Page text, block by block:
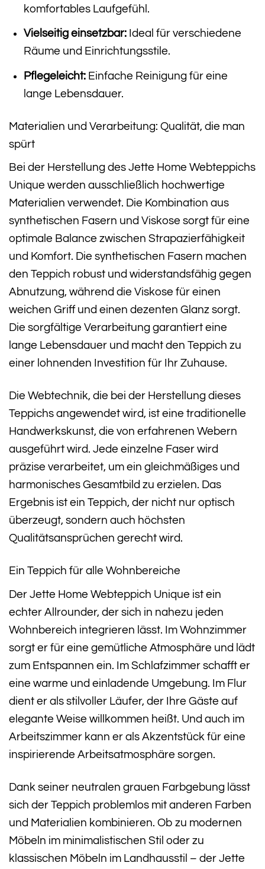
komfortables Laufgefühl.
Vielseitig einsetzbar:Ideal für verschiedene
Räume und Einrichtungsstile.
Pflegeleicht:Einfache Reinigung für eine
lange Lebensdauer.
Materialien und Verarbeitung: Qualität, die man
spürt
Bei der Herstellung des Jette Home Webteppichs
Unique werden ausschließlich hochwertige
Materialien verwendet. Die Kombination aus
synthetischen Fasern und Viskose sorgt für eine
optimale Balance zwischen Strapazierfähigkeit
und Komfort. Die synthetischen Fasern machen
den Teppich robust und widerstandsfähig gegen
Abnutzung, während die Viskose für einen
weichen Griff und einen dezenten Glanz sorgt.
Die sorgfältige Verarbeitung garantiert eine
lange Lebensdauer und macht den Teppich zu
einer lohnenden Investition für Ihr Zuhause.
Die Webtechnik, die bei der Herstellung dieses
Teppichs angewendet wird, ist eine traditionelle
Handwerkskunst, die von erfahrenen Webern
ausgeführt wird. Jede einzelne Faser wird
präzise verarbeitet, um ein gleichmäßiges und
harmonisches Gesamtbild zu erzielen. Das
Ergebnis ist ein Teppich, der nicht nur optisch
überzeugt, sondern auch höchsten
Qualitätsansprüchen gerecht wird.
Ein Teppich für alle Wohnbereiche
Der Jette Home Webteppich Unique ist ein
echter Allrounder, der sich in nahezu jeden
Wohnbereich integrieren lässt. Im Wohnzimmer
sorgt er für eine gemütliche Atmosphäre und lädt
zum Entspannen ein. Im Schlafzimmer schafft er
eine warme und einladende Umgebung. Im Flur
dient er als stilvoller Läufer, der Ihre Gäste auf
elegante Weise willkommen heißt. Und auch im
Arbeitszimmer kann er als Akzentstück für eine
inspirierende Arbeitsatmosphäre sorgen.
Dank seiner neutralen grauen Farbgebung lässt
sich der Teppich problemlos mit anderen Farben
und Materialien kombinieren. Ob zu modernen
Möbeln im minimalistischen Stil oder zu
klassischen Möbeln im Landhausstil – der Jette